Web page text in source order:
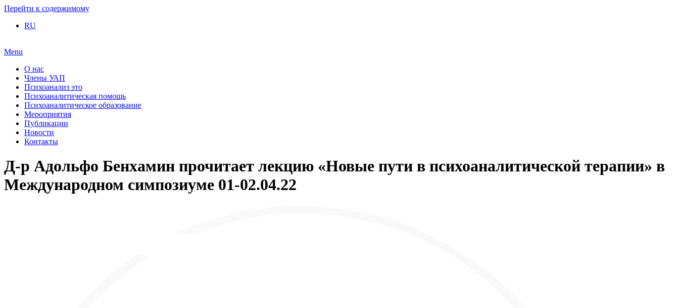
Перейти к содержимому
RU
Menu
О нас
Члены УАП
Психоанализ это
Психоаналитическая помощь
Психоаналитическое образование
Мероприятия
Публикации
Новости
Контакты
Д-р Адольфо Бенхамин прочитает лекцию «Новые пути в психоаналитической терапии» в
Международном симпозиуме 01-02.04.22